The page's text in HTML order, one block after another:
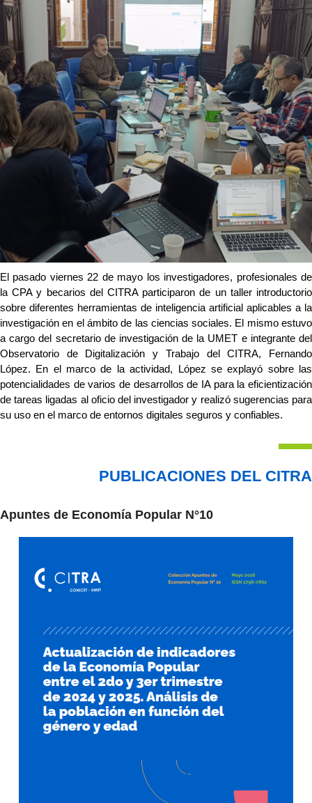
El pasado viernes 22 de mayo los investigadores, profesionales de
la CPA y becarios del CITRA participaron de un taller introductorio
sobre diferentes herramientas de inteligencia artificial aplicables a la
investigación en el ámbito de las ciencias sociales. El mismo estuvo
a cargo del secretario de investigación de la UMET e integrante del
Observatorio de Digitalización y Trabajo del CITRA, Fernando
López. En el marco de la actividad, López se explayó sobre las
potencialidades de varios de desarrollos de IA para la eficientización
de tareas ligadas al oficio del investigador y realizó sugerencias para
su uso en el marco de entornos digitales seguros y confiables.
PUBLICACIONES DEL CITRA
Apuntes de Economía Popular N°10